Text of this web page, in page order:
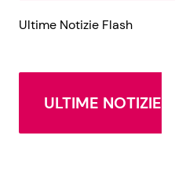
Ultime Notizie Flash
ULTIME NOTIZIE